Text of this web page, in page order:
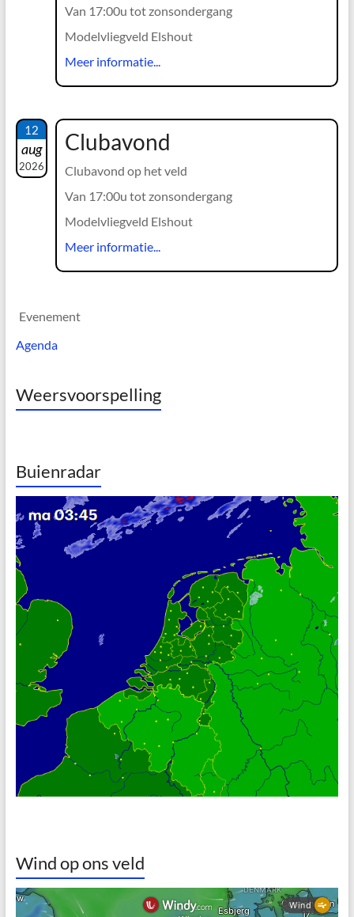
Van 17:00u tot zonsondergang
Modelvliegveld Elshout
Meer informatie...
12
aug
2026
Clubavond
Clubavond op het veld
Van 17:00u tot zonsondergang
Modelvliegveld Elshout
Meer informatie...
Evenement
Agenda
Weersvoorspelling
Buienradar
Wind op ons veld